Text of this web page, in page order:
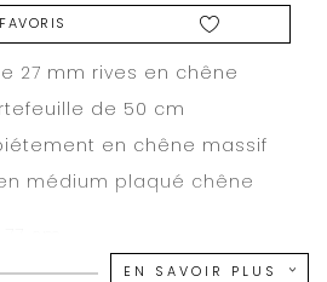
27 mm rives en chêne
de 50 cm
en chêne massif
médium plaqué chêne
EN SAVOIR PLUS